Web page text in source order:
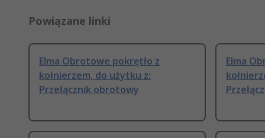
Powiązane linki
Elma Obrotowe pokrętło z
kołnierzem, do użytku z:
Przełącznik obrotowy
Elma